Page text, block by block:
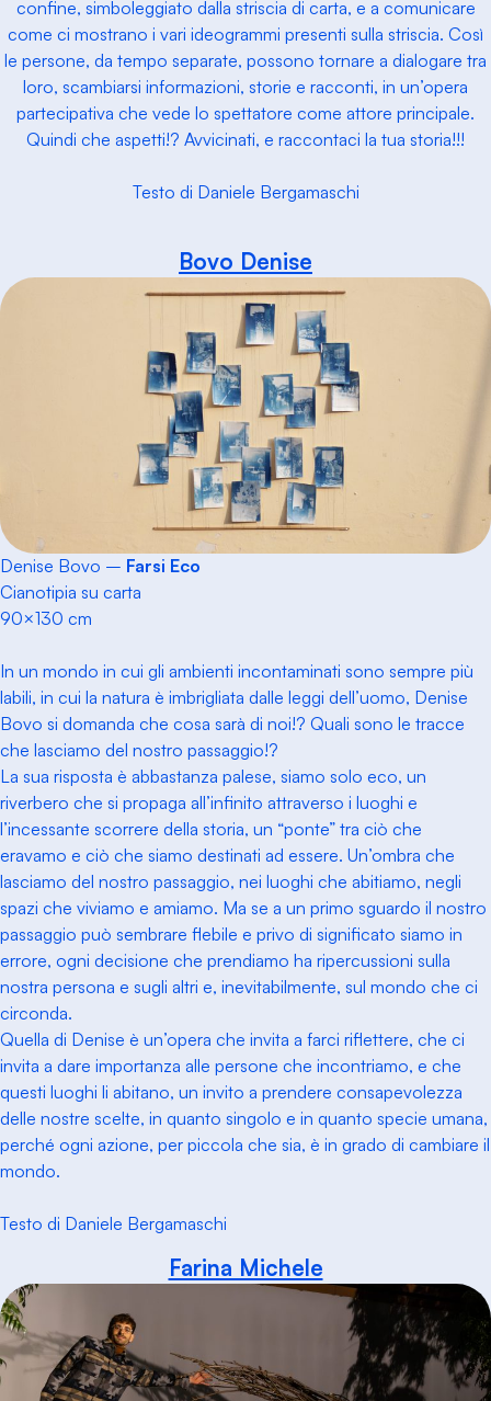
confine, simboleggiato dalla striscia di carta, e a comunicare
come ci mostrano i vari ideogrammi presenti sulla striscia. Così
le persone, da tempo separate, possono tornare a dialogare tra
loro, scambiarsi informazioni, storie e racconti, in un’opera
partecipativa che vede lo spettatore come attore principale.
Quindi che aspetti!? Avvicinati, e raccontaci la tua storia!!!
Testo di Daniele Bergamaschi
Bovo Denise
Denise Bovo – Farsi Eco
Cianotipia su carta
90×130 cm
In un mondo in cui gli ambienti incontaminati sono sempre più
labili, in cui la natura è imbrigliata dalle leggi dell’uomo, Denise
Bovo si domanda che cosa sarà di noi!? Quali sono le tracce
che lasciamo del nostro passaggio!?
La sua risposta è abbastanza palese, siamo solo eco, un
riverbero che si propaga all’infinito attraverso i luoghi e
l’incessante scorrere della storia, un “ponte” tra ciò che
eravamo e ciò che siamo destinati ad essere. Un’ombra che
lasciamo del nostro passaggio, nei luoghi che abitiamo, negli
spazi che viviamo e amiamo. Ma se a un primo sguardo il nostro
passaggio può sembrare flebile e privo di significato siamo in
errore, ogni decisione che prendiamo ha ripercussioni sulla
nostra persona e sugli altri e, inevitabilmente, sul mondo che ci
circonda.
Quella di Denise è un’opera che invita a farci riflettere, che ci
invita a dare importanza alle persone che incontriamo, e che
questi luoghi li abitano, un invito a prendere consapevolezza
delle nostre scelte, in quanto singolo e in quanto specie umana,
perché ogni azione, per piccola che sia, è in grado di cambiare il
mondo.
Testo di Daniele Bergamaschi
Farina Michele